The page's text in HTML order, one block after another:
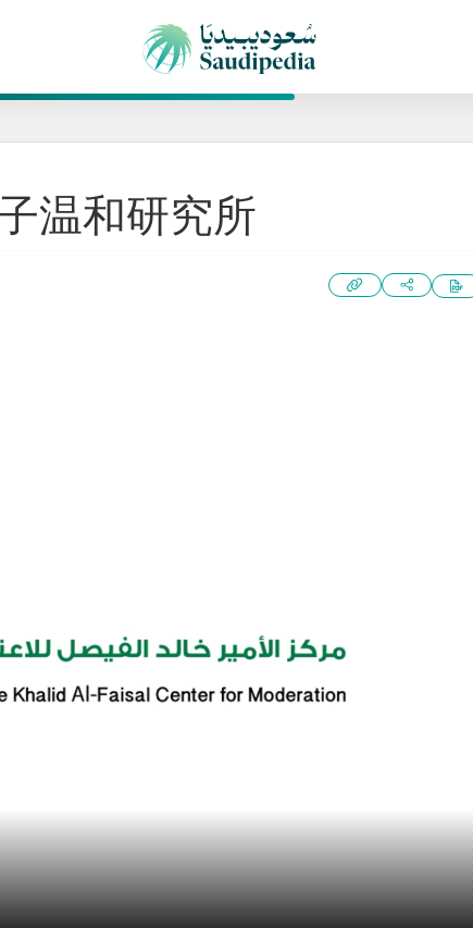
温和研究所